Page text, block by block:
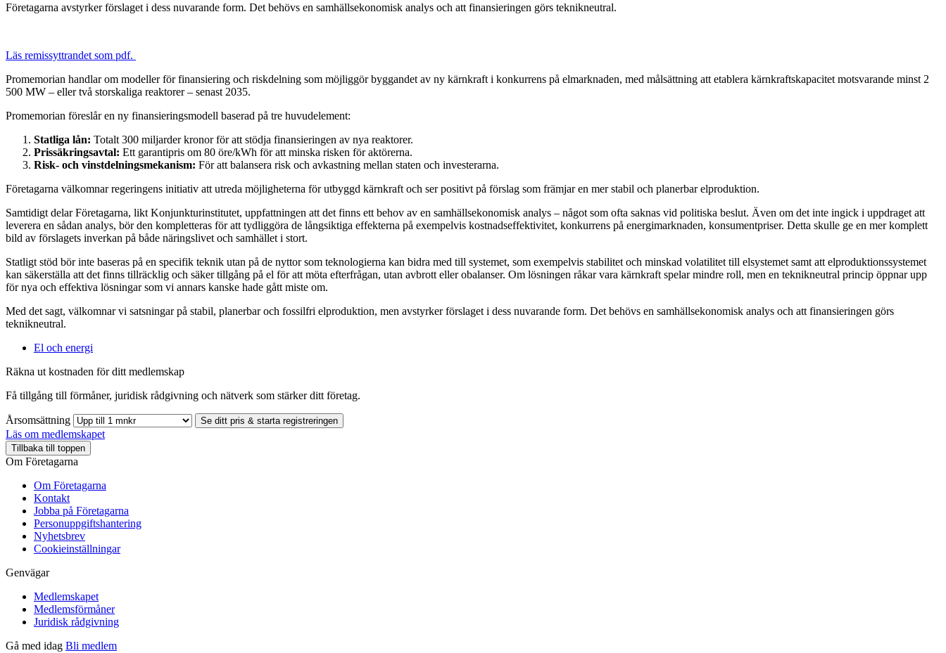
Företagarna avstyrker förslaget i dess nuvarande form. Det behövs en samhällsekonomisk analys och att finansieringen görs teknikneutral.
Läs remissyttrandet som pdf.
Promemorian handlar om modeller för finansiering och riskdelning som möjliggör byggandet av ny kärnkraft i konkurrens på elmarknaden, med målsättning att etablera kärnkraftskapacitet motsvarande minst 2
500 MW – eller två storskaliga reaktorer – senast 2035.
Promemorian föreslår en ny finansieringsmodell baserad på tre huvudelement:
Statliga lån: Totalt 300 miljarder kronor för att stödja finansieringen av nya reaktorer.
Prissäkringsavtal: Ett garantipris om 80 öre/kWh för att minska risken för aktörerna.
Risk- och vinstdelningsmekanism: För att balansera risk och avkastning mellan staten och investerarna.
Företagarna välkomnar regeringens initiativ att utreda möjligheterna för utbyggd kärnkraft och ser positivt på förslag som främjar en mer stabil och planerbar elproduktion.
Samtidigt delar Företagarna, likt Konjunkturinstitutet, uppfattningen att det finns ett behov av en samhällsekonomisk analys – något som ofta saknas vid politiska beslut. Även om det inte ingick i uppdraget att
leverera en sådan analys, bör den kompletteras för att tydliggöra de långsiktiga effekterna på exempelvis kostnadseffektivitet, konkurrens på energimarknaden, konsumentpriser. Detta skulle ge en mer komplett
bild av förslagets inverkan på både näringslivet och samhället i stort.
Statligt stöd bör inte baseras på en specifik teknik utan på de nyttor som teknologierna kan bidra med till systemet, som exempelvis stabilitet och minskad volatilitet till elsystemet samt att elproduktionssystemet
kan säkerställa att det finns tillräcklig och säker tillgång på el för att möta efterfrågan, utan avbrott eller obalanser. Om lösningen råkar vara kärnkraft spelar mindre roll, men en teknikneutral princip öppnar upp
för nya och effektiva lösningar som vi annars kanske hade gått miste om.
Med det sagt, välkomnar vi satsningar på stabil, planerbar och fossilfri elproduktion, men avstyrker förslaget i dess nuvarande form. Det behövs en samhällsekonomisk analys och att finansieringen görs
teknikneutral.
El och energi
Räkna ut kostnaden för ditt medlemskap
Få tillgång till förmåner, juridisk rådgivning och nätverk som stärker ditt företag.
Årsomsättning Se ditt pris & starta registreringen
Läs om medlemskapet
Tillbaka till toppen
Om Företagarna
Om Företagarna
Kontakt
Jobba på Företagarna
Personuppgiftshantering
Nyhetsbrev
Cookieinställningar
Genvägar
Medlemskapet
Medlemsförmåner
Juridisk rådgivning
Gå med idag Bli medlem